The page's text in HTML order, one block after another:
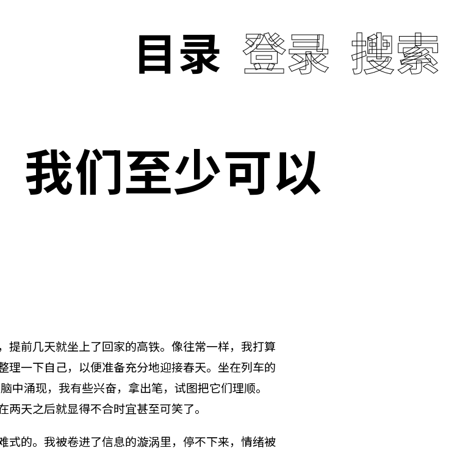
目录 登录 搜索
我们至少可以
提前几天就坐上了回家的高铁。像往常一样，我打算
理一下自己，以便准备充分地迎接春天。坐在列车的
中涌现，我有些兴奋，拿出笔，试图把它们理顺。
天之后就显得不合时宜甚至可笑了。
式的。我被卷进了信息的漩涡里，停不下来，情绪被